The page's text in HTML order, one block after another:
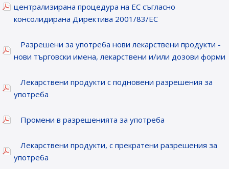
централизирана процедура на ЕС съгласно
консолидирана Директива 2001/83/ЕС
Разрешени за употреба нови лекарствени продукти -
нови търговски имена, лекарствени и/или дозови форми
Лекарствени продукти с подновени разрешения за
употреба
Промени в разрешенията за употреба
Лекарствени продукти, с прекратени разрешения за
употреба